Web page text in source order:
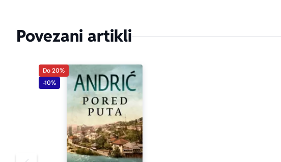
Povezani artikli
Do 20%
-10%